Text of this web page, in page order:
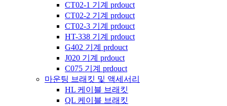
CT02-1 기계 prdouct
CT02-2 기계 prdouct
CT02-3 기계 prdouct
HT-338 기계 prdouct
G402 기계 prdouct
J020 기계 prdouct
C075 기계 prdouct
마운팅 브래킷 및 액세서리
HL 케이블 브래킷
QL 케이블 브래킷